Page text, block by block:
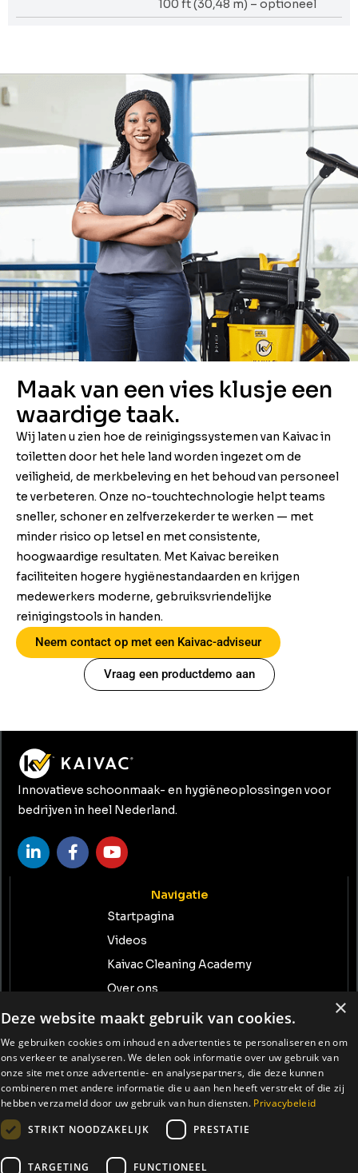
100 ft (30,48 m) – optioneel
Maak van een vies klusje een
waardige taak.
Wij laten u zien hoe de reinigingssystemen van Kaivac in
toiletten door het hele land worden ingezet om de
veiligheid, de merkbeleving en het behoud van personeel
te verbeteren. Onze no-touchtechnologie helpt teams
sneller, schoner en zelfverzekerder te werken — met
minder risico op letsel en met consistente,
hoogwaardige resultaten. Met Kaivac bereiken
faciliteiten hogere hygiënestandaarden en krijgen
medewerkers moderne, gebruiksvriendelijke
reinigingstools in handen.
Neem contact op met een Kaivac-adviseur
Vraag een productdemo aan
Innovatieve schoonmaak- en hygiëneoplossingen voor
bedrijven in heel Nederland.
Navigatie
Startpagina
Videos
Kaivac Cleaning Academy
Over ons
Contact
Neem contact met ons op
info@tenrent.nl
+31 (0) 74-234 1408
Reimersdennenweg 13 7559 PL Hengelo (O)
×
Deze website maakt gebruik van cookies.
We gebruiken cookies om inhoud en advertenties te personaliseren en om
ons verkeer te analyseren. We delen ook informatie over uw gebruik van
onze site met onze advertentie- en analysepartners, die deze kunnen
combineren met andere informatie die u aan hen heeft verstrekt of die zij
hebben verzameld door uw gebruik van hun diensten. Privacybeleid
STRIKT NOODZAKELIJK
PRESTATIE
TARGETING FUNCTIONEEL